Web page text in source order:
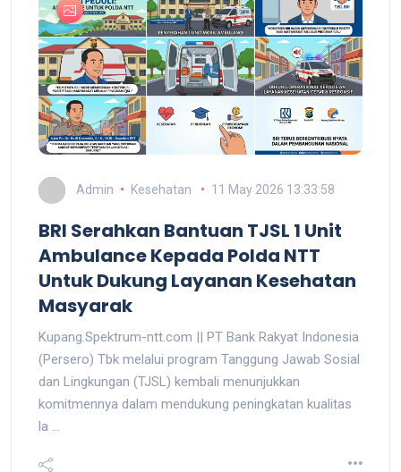
Admin Kesehatan 11 May 2026 13:33:58
BRI Serahkan Bantuan TJSL 1 Unit
Ambulance Kepada Polda NTT
Untuk Dukung Layanan Kesehatan
Masyarak
Kupang.Spektrum-ntt.com || PT Bank Rakyat Indonesia
(Persero) Tbk melalui program Tanggung Jawab Sosial
dan Lingkungan (TJSL) kembali menunjukkan
komitmennya dalam mendukung peningkatan kualitas
la ...